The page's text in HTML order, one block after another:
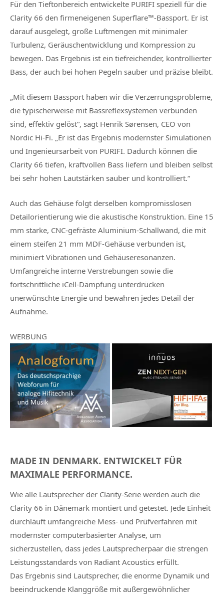
Für den Tieftonbereich entwickelte PURIFI speziell für die
Clarity 66 den firmeneigenen Superflare™-Bassport. Er ist
darauf ausgelegt, große Luftmengen mit minimaler
Turbulenz, Geräuschentwicklung und Kompression zu
bewegen. Das Ergebnis ist ein tiefreichender, kontrollierter
Bass, der auch bei hohen Pegeln sauber und präzise bleibt.
„Mit diesem Bassport haben wir die Verzerrungsprobleme,
die typischerweise mit Bassreflexsystemen verbunden
sind, effektiv gelöst“, sagt Henrik Sørensen, CEO von
Nordic Hi-Fi. „Er ist das Ergebnis modernster Simulationen
und Ingenieursarbeit von PURIFI. Dadurch können die
Clarity 66 tiefen, kraftvollen Bass liefern und bleiben selbst
bei sehr hohen Lautstärken sauber und kontrolliert.“
Auch das Gehäuse folgt derselben kompromisslosen
Detailorientierung wie die akustische Konstruktion. Eine 15
mm starke, CNC-gefräste Aluminium-Schallwand, die mit
einem steifen 21 mm MDF-Gehäuse verbunden ist,
minimiert Vibrationen und Gehäuseresonanzen.
Umfangreiche interne Verstrebungen sowie die
fortschrittliche iCell-Dämpfung unterdrücken
unerwünschte Energie und bewahren jedes Detail der
Aufnahme.
WERBUNG
MADE IN DENMARK. ENTWICKELT FÜR
MAXIMALE PERFORMANCE.
Wie alle Lautsprecher der Clarity-Serie werden auch die
Clarity 66 in Dänemark montiert und getestet. Jede Einheit
durchläuft umfangreiche Mess- und Prüfverfahren mit
modernster computerbasierter Analyse, um
sicherzustellen, dass jedes Lautsprecherpaar die strengen
Leistungsstandards von Radiant Acoustics erfüllt.
Das Ergebnis sind Lautsprecher, die enorme Dynamik und
beeindruckende Klanggröße mit außergewöhnlicher